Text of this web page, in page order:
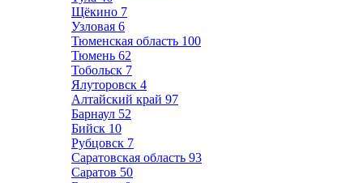
Щёкино 7
Узловая 6
Тюменская область 100
Тюмень 62
Тобольск 7
Ялуторовск 4
Алтайский край 97
Барнаул 52
Бийск 10
Рубцовск 7
Саратовская область 93
Саратов 50